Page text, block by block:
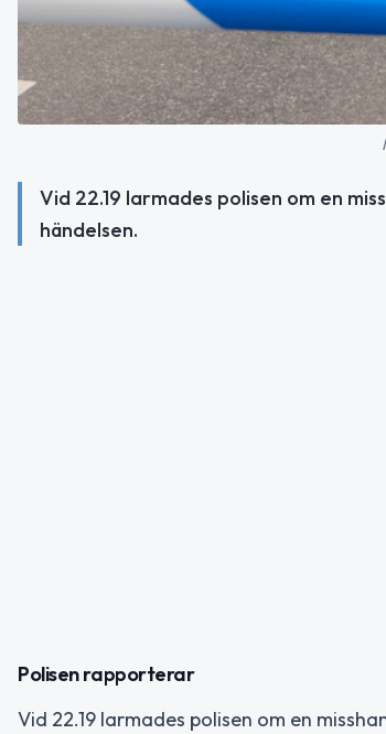
Vid 22.19 larmades polisen om en
händelsen.
Polisen rapporterar
Vid 22.19 larmades polisen om en